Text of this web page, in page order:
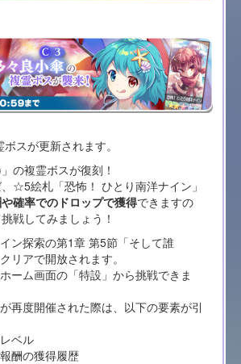
ボスが更新されます。
の複霊ボスが復刻！
☆5絵札「恐怖！ ひとり南洋ナイン」
確率でのドロップで獲得できますの
戦してみましょう！
ン探索の第1章 第5節「そして誰
アで開放されます。
ーム画面の「特設」から挑戦できま
再度開催された際は、以下の要素が引
ベル
酬の獲得履歴